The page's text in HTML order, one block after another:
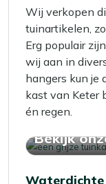
Wij verkopen
tuinartikelen,
Erg populair
wij aan in
hangers kun je
kast van Keter
én regen.
Bekijk
Waterdichte